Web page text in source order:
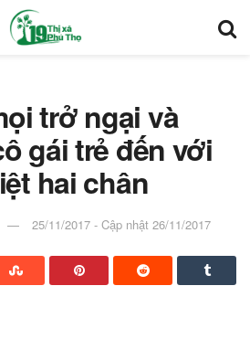
trở ngại và
gái trẻ đến với
hai chân
25/11/2017 - Cập nhật 26/11/2017